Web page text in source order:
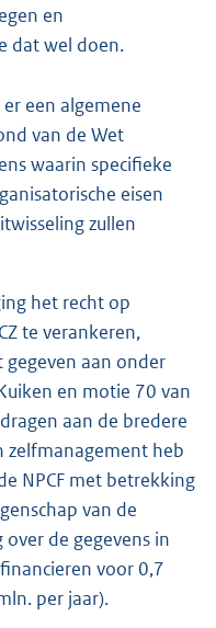
en
dat wel doen.
een algemene
van de Wet
waarin specifieke
eisen
zullen
het recht op
te verankeren,
aan onder
en motie 70 van
aan de bredere
heb
NPCF met betrekking
van de
de gegevens in
voor 0,7
per jaar).